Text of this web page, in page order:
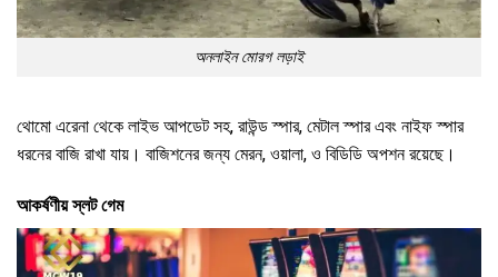
অনলাইন মোরগ লড়াই
থোমো এরেনা থেকে লাইভ আপডেট সহ, রাউন্ড স্পার, মেটাল স্পার এবং নাইফ স্পার
ধরনের বাজি রাখা যায়। বাজিশনের জন্য মেরন, ওয়ালা, ও বিডিডি অপশন রয়েছে।
আকর্ষণীয় স্লট গেম